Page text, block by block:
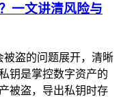
一文讲清风险与
被盗的问题展开，清晰
钥是掌控数字资产的
被盗，导出私钥时存